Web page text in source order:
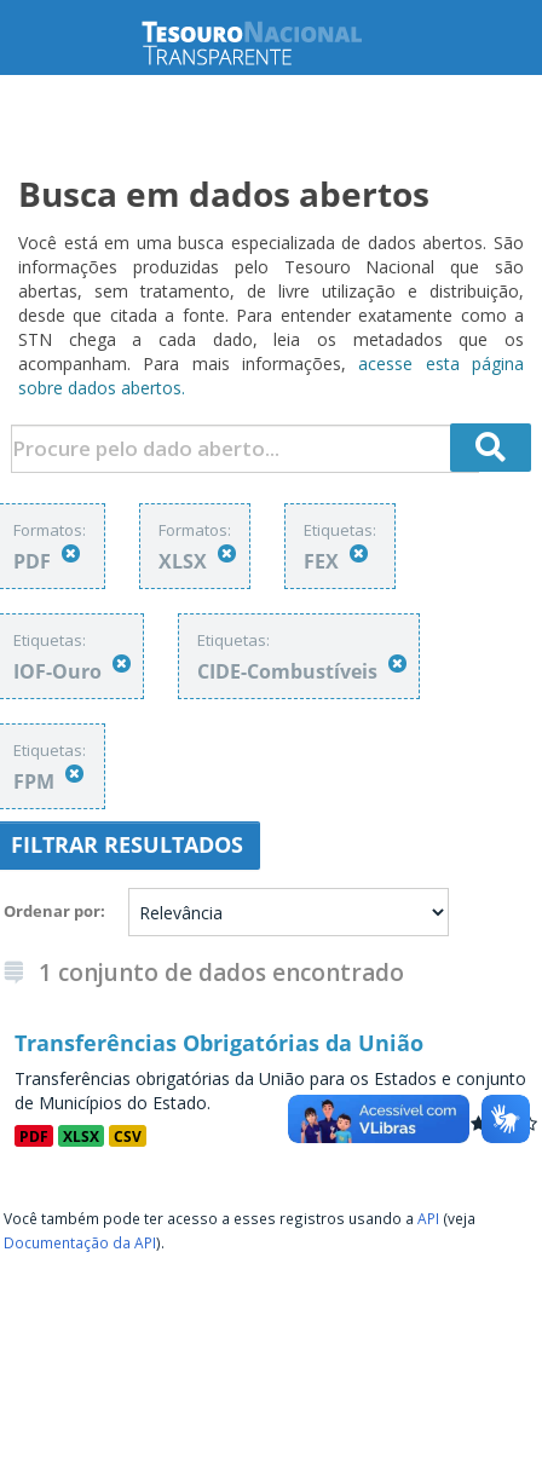
Busca em dados abertos
Você está em uma busca especializada de dados abertos. São
informações produzidas pelo Tesouro Nacional que são
abertas, sem tratamento, de livre utilização e distribuição,
desde que citada a fonte. Para entender exatamente como a
STN chega a cada dado, leia os metadados que os
acompanham. Para mais informações,acesse esta página
sobre dados abertos.
Formatos:
PDF
Formatos:
XLSX
Etiquetas:
FEX
Etiquetas:
IOF-Ouro
Etiquetas:
CIDE-Combustíveis
Etiquetas:
FPM
FILTRAR RESULTADOS
Ordenar por
1 conjunto de dados encontrado
Transferências Obrigatórias da União
Transferências obrigatórias da União para os Estados e conjunto
de Municípios do Estado.
PDF XLSX CSV
Você também pode ter acesso a esses registros usando a API (veja
Documentação da API).